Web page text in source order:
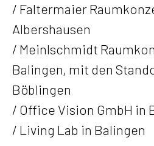
/ Faltermaier
Albershausen
/ Meinlschmidt
Balingen, mit den
Böblingen
/ Office Vision GmbH in
/ Living Lab in Balingen